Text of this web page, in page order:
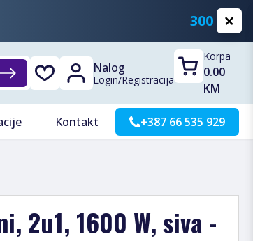
300 KM
Nalog
Login/Registracija
Korpa
0.00
KM
Kontakt +387 66 535 929
2u1, 1600 W, siva -